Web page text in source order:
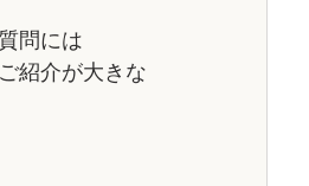
問には
紹介が大きな